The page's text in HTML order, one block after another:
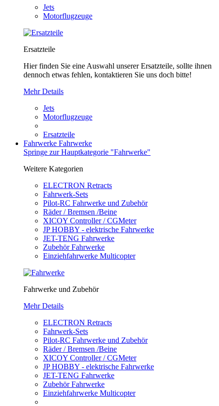
Jets
Motorflugzeuge
Ersatzteile
Hier finden Sie eine Auswahl unserer Ersatzteile, sollte ihnen
dennoch etwas fehlen, kontaktieren Sie uns doch bitte!
Mehr Details
Jets
Motorflugzeuge
Ersatzteile
Fahrwerke Fahrwerke
Springe zur Hauptkategorie "Fahrwerke"
Weitere Kategorien
ELECTRON Retracts
Fahrwerk-Sets
Pilot-RC Fahrwerke und Zubehör
Räder / Bremsen /Beine
XICOY Controller / CGMeter
JP HOBBY - elektrische Fahrwerke
JET-TENG Fahrwerke
Zubehör Fahrwerke
Einziehfahrwerke Multicopter
Fahrwerke und Zubehör
Mehr Details
ELECTRON Retracts
Fahrwerk-Sets
Pilot-RC Fahrwerke und Zubehör
Räder / Bremsen /Beine
XICOY Controller / CGMeter
JP HOBBY - elektrische Fahrwerke
JET-TENG Fahrwerke
Zubehör Fahrwerke
Einziehfahrwerke Multicopter